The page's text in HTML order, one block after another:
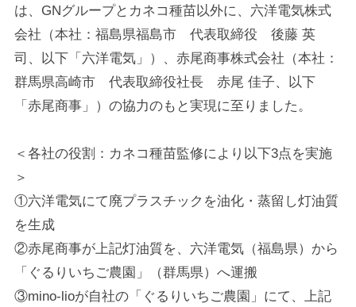
は、GNグループとカネコ種苗以外に、六洋電気株式
会社（本社：福島県福島市 代表取締役 後藤 英
司、以下「六洋電気」）、赤尾商事株式会社（本社：
群馬県高崎市 代表取締役社長 赤尾 佳子、以下
「赤尾商事」）の協力のもと実現に至りました。
＜各社の役割：カネコ種苗監修により以下3点を実施
＞
①六洋電気にて廃プラスチックを油化・蒸留し灯油質
を生成
②赤尾商事が上記灯油質を、六洋電気（福島県）から
「ぐるりいちご農園」（群馬県）へ運搬
③mino-lioが自社の「ぐるりいちご農園」にて、上記